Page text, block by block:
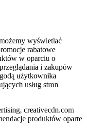
wyświetlać
rabatowe
w oparciu o
i zakupów
użytkownika
usług stron
creativecdn.com
produktów oparte